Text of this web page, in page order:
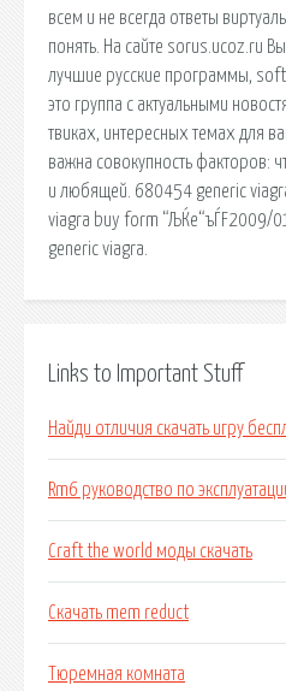
всем и не всегда ответы
понять. На сайте sorus.ucoz.ru
лучшие русские программы,
это группа с актуальными
твиках, интересных темах для
важна совокупность факторов:
и любящей. 680454 generic
viagra buy form “ЉЌe“ъЃF2009/
generic viagra.
Links to Important Stuff
Найди отличия скачать игру
Rm6 руководство по
Craft the world моды скачать
Скачать mem reduct
Тюремная комната